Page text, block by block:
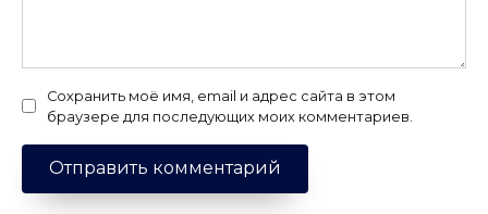
Сохранить моё имя, email и адрес сайта в этом
браузере для последующих моих комментариев.